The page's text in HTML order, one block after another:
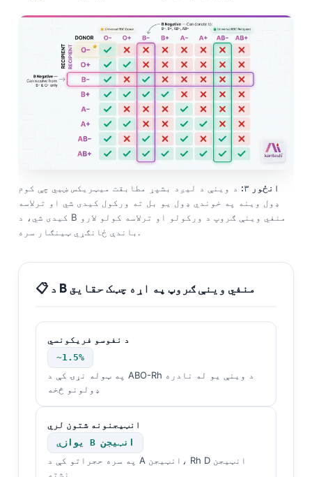
انځور ۳:
د وینې د لیږد بشپړ مطابقت میټریکس ښیي چې کوم
ډول وینه په خوندي ډول یو بل ته ورکول کیدی شي او ترلاسه
کیدی شي، د B منفي وینې ګروپ د ورکولو او ترلاسه کولو لارو
باندې ځانګړي ټینګار سره.
📋 د B منفي وینې ګروپ په اړه چټک حقایق
د نفوسو فریکونسي
~1.5%
په ټوله نړۍ کې د ABO-Rh د وینې یو له نادره
ډولونو څخه
انټيجنونه شتون لري
یوازې B انټيجن
په سره حجراتو کې د A انټيجن، Rh D انټيجن
نشته